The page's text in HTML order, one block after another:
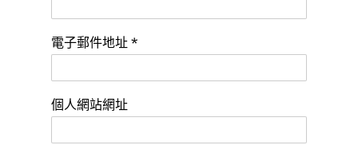
電子郵件地址 *
個人網站網址